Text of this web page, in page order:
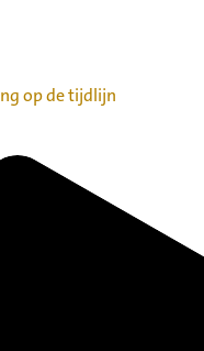
op de tijdlijn